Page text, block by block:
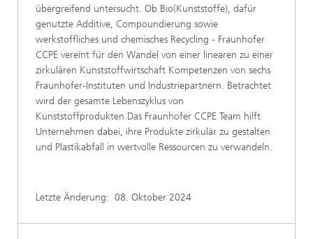
übergreifend untersucht. Ob Bio(Kunststoffe), dafür
genutzte Additive, Compoundierung sowie
werkstoffliches und chemisches Recycling - Fraunhofer
CCPE vereint für den Wandel von einer linearen zu einer
zirkulären Kunststoffwirtschaft Kompetenzen von sechs
Fraunhofer-Instituten und Industriepartnern. Betrachtet
wird der gesamte Lebenszyklus von
Kunststoffprodukten.Das Fraunhofer CCPE Team hilft
Unternehmen dabei, ihre Produkte zirkulär zu gestalten
und Plastikabfall in wertvolle Ressourcen zu verwandeln.
Letzte Änderung: 08. Oktober 2024